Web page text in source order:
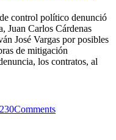
control político denunció
Juan Carlos Cárdenas
José Vargas por posibles
de mitigación
los contratos, al
0Comments